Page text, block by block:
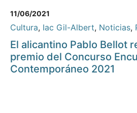
11/06/2021
Cultura, Iac Gil-Albert, Noticias,
El alicantino Pablo Bellot
premio del Concurso
Contemporáneo 2021